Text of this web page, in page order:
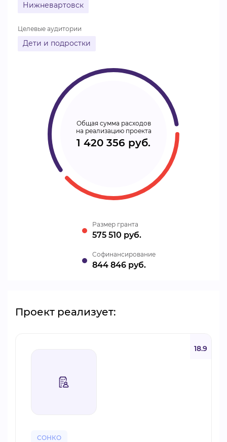
Нижневартовск
Целевые аудитории
Дети и подростки
Общая сумма расходов
на реализацию проекта
1 420 356 руб.
Размер гранта
575 510 руб.
Cофинансирование
844 846 руб.
Проект реализует:
СОНКО
18.9